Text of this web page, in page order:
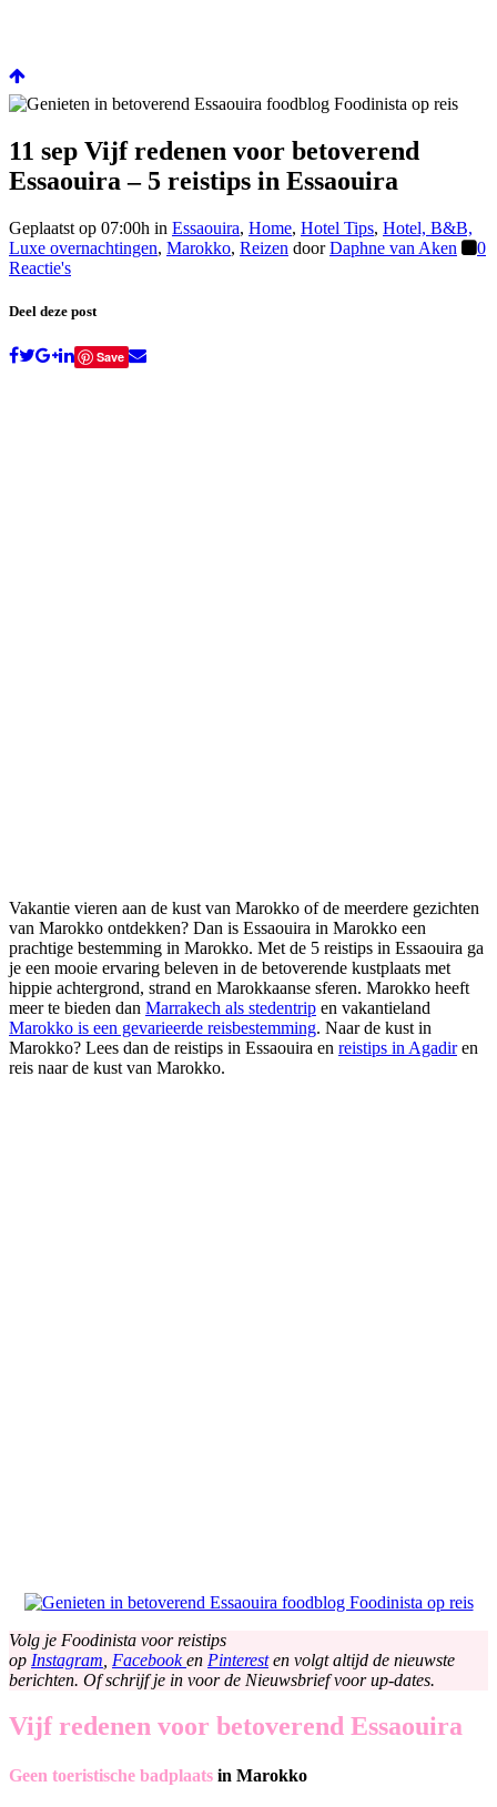
11 sep Vijf redenen voor betoverend
Essaouira – 5 reistips in Essaouira
Geplaatst op 07:00h in Essaouira, Home, Hotel Tips, Hotel, B&B,
Luxe overnachtingen, Marokko, Reizen doorDaphne van Aken
0
Reactie's
Deel deze post
Save
Vakantie vieren aan de kust van Marokko of de meerdere gezichten
van Marokko ontdekken? Dan is Essaouira in Marokko een
prachtige bestemming in Marokko. Met de 5 reistips in Essaouira ga
je een mooie ervaring beleven in de betoverende kustplaats met
hippie achtergrond, strand en Marokkaanse sferen. Marokko heeft
meer te bieden dan Marrakech als stedentrip en vakantieland
Marokko is een gevarieerde reisbestemming. Naar de kust in
Marokko? Lees dan de reistips in Essaouira en reistips in Agadiren
reis naar de kust van Marokko.
Volg je Foodinista voor reistips
op Instagram Facebooken Pinteresten volgt altijd de nieuwste
berichten. Of schrijf je in voor de Nieuwsbrief voor up-dates.
Vijf redenen voor betoverend Essaouira
Geen toeristische badplaats in Marokko